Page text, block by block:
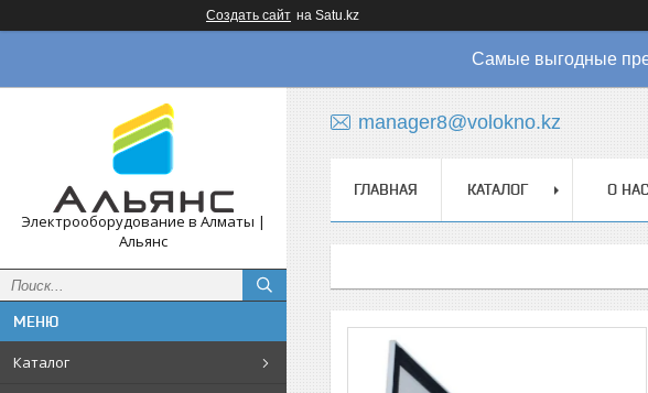
Создать сайт на Satu.kz
Самые выгодные
Электрооборудование в Алматы |
Альянс
Каталог
manager8@volokno.kz
ГЛАВНАЯ КАТАЛОГ О НАС